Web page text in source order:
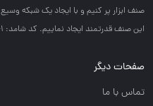
صنف ابزار پر كنيم و با ايجاد يك شبكه
اين صنف قدرتمند ايجاد نماييم. کد شامد: 1-1-756538-65-0-2
صفحات دیگر
تماس با ما